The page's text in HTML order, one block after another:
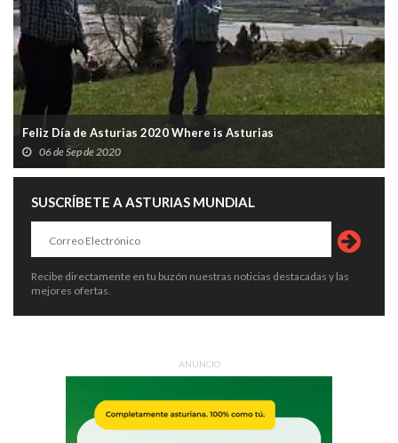
Feliz Día de Asturias 2020 Where is Asturias
06 de Sep de 2020
SUSCRÍBETE A ASTURIAS MUNDIAL
Recibe directamente en tu buzón nuestras noticias destacadas y las
mejores ofertas.
ANUNCIO